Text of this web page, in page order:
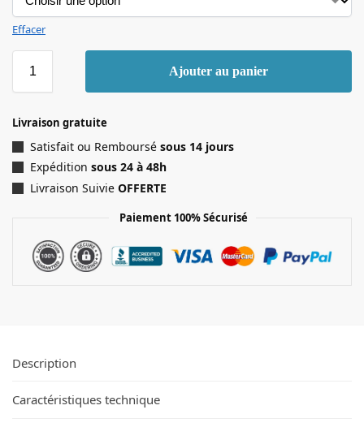
Effacer
Ajouter au panier
Livraison gratuite
Satisfait ou Remboursé sous 14 jours
Expédition sous 24 à 48h
Livraison Suivie OFFERTE
Paiement 100% Sécurisé
Description
Caractéristiques technique